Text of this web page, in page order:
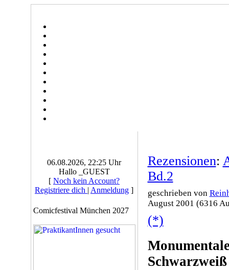
06.08.2026, 22:25 Uhr
Hallo _GUEST
[ Noch kein Account?
Registriere dich | Anmeldung ]
Comicfestival München 2027
Rezensionen:
Bd.2
geschrieben von
August 2001 (6316
(*)
Schwarzweiß